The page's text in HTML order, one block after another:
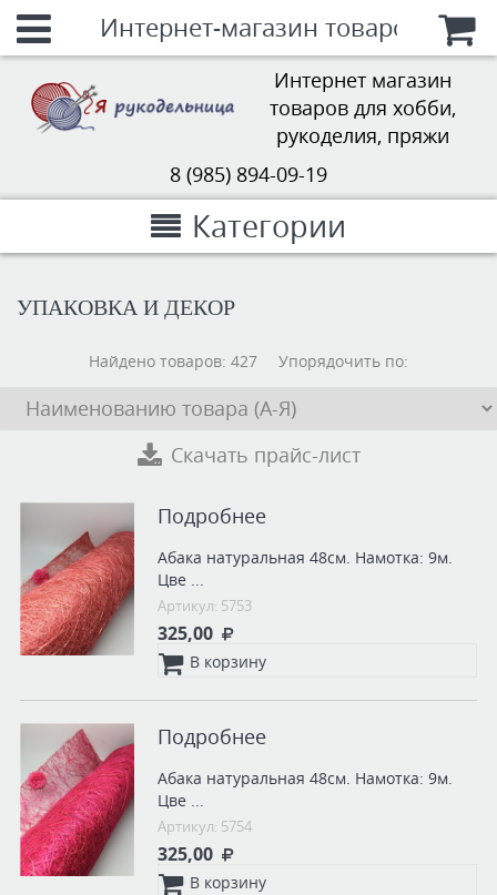
Интернет-магазин товаров для
Интернет магазин
товаров для хобби,
рукоделия, пряжи
8 (985) 894-09-19
Категории
УПАКОВКА И ДЕКОР
Найдено товаров: 427 Упорядочить по:
Скачать прайс-лист
Подробнее
Абака натуральная 48см. Намотка: 9м.
Цве ...
Артикул: 5753
325,00
В корзину
Подробнее
Абака натуральная 48см. Намотка: 9м.
Цве ...
Артикул: 5754
325,00
В корзину